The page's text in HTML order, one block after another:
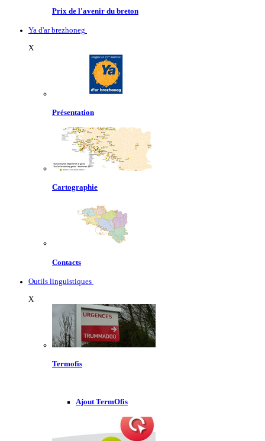
Prix de l'avenir du breton
Ya d'ar brezhoneg
X
Présentation
Cartographie
Contacts
Outils linguistiques
X
Termofis
Ajout TermOfis